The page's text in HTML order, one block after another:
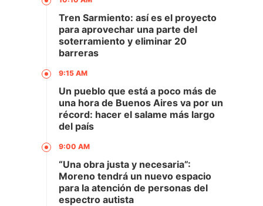
Tren Sarmiento: así es el proyecto
para aprovechar una parte del
soterramiento y eliminar 20
barreras
9:15 AM
Un pueblo que está a poco más de
una hora de Buenos Aires va por un
récord: hacer el salame más largo
del país
9:00 AM
“Una obra justa y necesaria”:
Moreno tendrá un nuevo espacio
para la atención de personas del
espectro autista